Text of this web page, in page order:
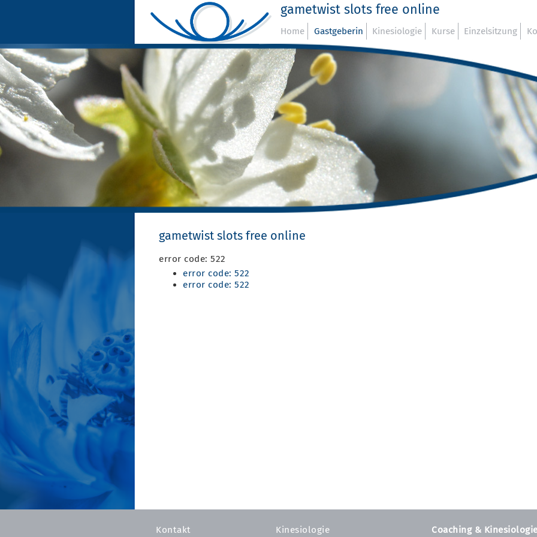
gametwist slots free online
Home Gastgeberin Kinesiologie Kurse Einzelsitzung
gametwist slots free online
error code: 522
error code: 522
error code: 522
Kontakt
Kinesiologie
Coaching &